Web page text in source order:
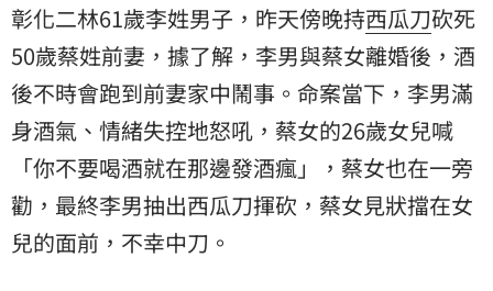
彰化二林61歲李姓男子，昨天傍晚持西瓜刀砍死
50歲蔡姓前妻，據了解，李男與蔡女離婚後，酒
後不時會跑到前妻家中鬧事。命案當下，李男滿
身酒氣、情緒失控地怒吼，蔡女的26歲女兒喊
「你不要喝酒就在那邊發酒瘋」，蔡女也在一旁
勸，最終李男抽出西瓜刀揮砍，蔡女見狀擋在女
兒的面前，不幸中刀。